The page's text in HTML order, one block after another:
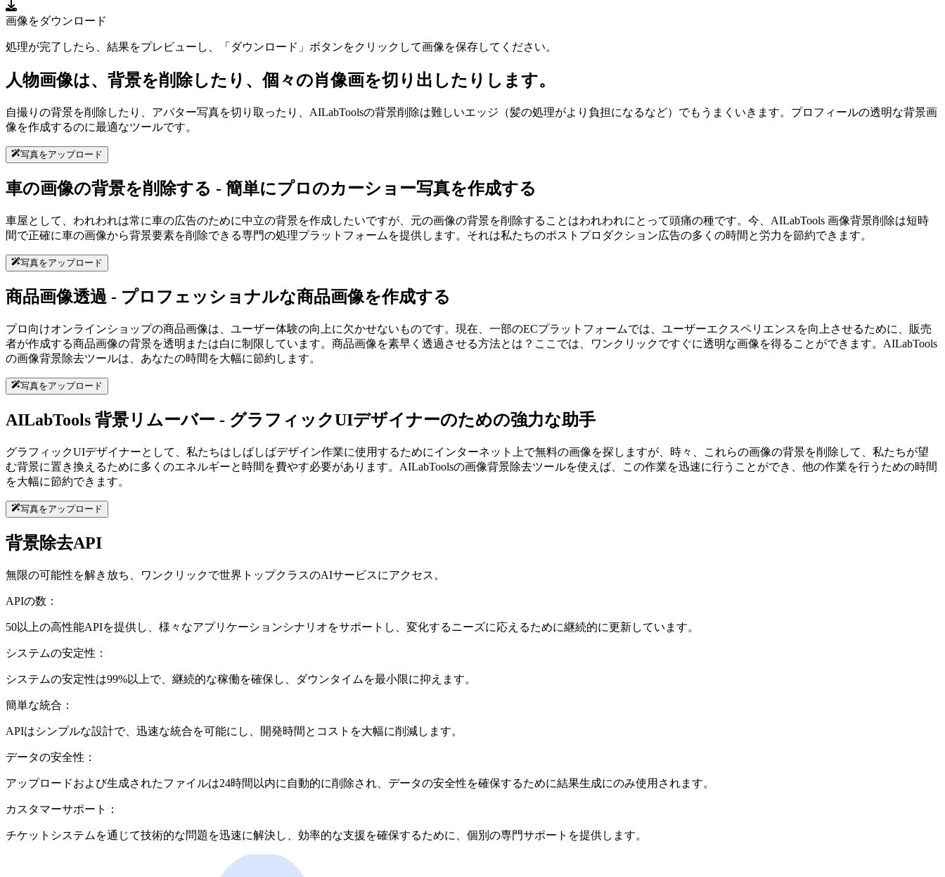
画像をダウンロード
処理が完了したら、結果をプレビューし、「ダウンロード」ボタンをクリックして画像を保存してください。
人物画像は、背景を削除したり、個々の肖像画を切り出したりします。
自撮りの背景を削除したり、アバター写真を切り取ったり、AILabToolsの背景削除は難しいエッジ（髪の処理がより負担になるなど）でもうまくいきます。プロフィールの透明な背景画
像を作成するのに最適なツールです。
写真をアップロード
車の画像の背景を削除する - 簡単にプロのカーショー写真を作成する
車屋として、われわれは常に車の広告のために中立の背景を作成したいですが、元の画像の背景を削除することはわれわれにとって頭痛の種です。今、AILabTools 画像背景削除は短時
間で正確に車の画像から背景要素を削除できる専門の処理プラットフォームを提供します。それは私たちのポストプロダクション広告の多くの時間と労力を節約できます。
写真をアップロード
商品画像透過 - プロフェッショナルな商品画像を作成する
プロ向けオンラインショップの商品画像は、ユーザー体験の向上に欠かせないものです。現在、一部のECプラットフォームでは、ユーザーエクスペリエンスを向上させるために、販売
者が作成する商品画像の背景を透明または白に制限しています。商品画像を素早く透過させる方法とは？ここでは、ワンクリックですぐに透明な画像を得ることができます。AILabTools
の画像背景除去ツールは、あなたの時間を大幅に節約します。
写真をアップロード
AILabTools 背景リムーバー - グラフィックUIデザイナーのための強力な助手
グラフィックUIデザイナーとして、私たちはしばしばデザイン作業に使用するためにインターネット上で無料の画像を探しますが、時々、これらの画像の背景を削除して、私たちが望
む背景に置き換えるために多くのエネルギーと時間を費やす必要があります。AILabToolsの画像背景除去ツールを使えば、この作業を迅速に行うことができ、他の作業を行うための時間
を大幅に節約できます。
写真をアップロード
背景除去API
無限の可能性を解き放ち、ワンクリックで世界トップクラスのAIサービスにアクセス。
APIの数：
50以上の高性能APIを提供し、様々なアプリケーションシナリオをサポートし、変化するニーズに応えるために継続的に更新しています。
システムの安定性：
システムの安定性は99%以上で、継続的な稼働を確保し、ダウンタイムを最小限に抑えます。
簡単な統合：
APIはシンプルな設計で、迅速な統合を可能にし、開発時間とコストを大幅に削減します。
データの安全性：
アップロードおよび生成されたファイルは24時間以内に自動的に削除され、データの安全性を確保するために結果生成にのみ使用されます。
カスタマーサポート：
チケットシステムを通じて技術的な問題を迅速に解決し、効率的な支援を確保するために、個別の専門サポートを提供します。